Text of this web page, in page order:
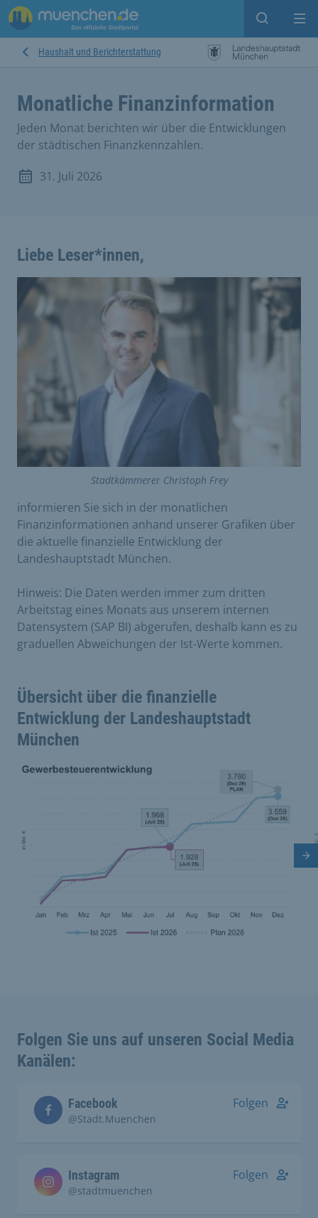
Suche
Haushalt und Berichterstattung
Monatliche Finanzinformation
Jeden Monat berichten wir über die Entwicklungen
der städtischen Finanzkennzahlen.
31. Juli 2026
Liebe Leser*innen,
Stadtkämmerer Christoph Frey
informieren Sie sich in der monatlichen
Finanzinformationen anhand unserer Grafiken über
die aktuelle finanzielle Entwicklung der
Landeshauptstadt München.
Hinweis: Die Daten werden immer zum dritten
Arbeitstag eines Monats aus unserem internen
Datensystem (SAP BI) abgerufen, deshalb kann es zu
graduellen Abweichungen der Ist-Werte kommen.
Übersicht über die finanzielle
Entwicklung der Landeshauptstadt
München
Dies ist eine Bildergalerie in einem Slider. Mit den
Vergrößere Bild 0
Folgen Sie uns auf unseren Social Media
Kanälen:
Facebook
@Stadt.Muenchen
Folgen
Instagram
@stadtmuenchen
Folgen